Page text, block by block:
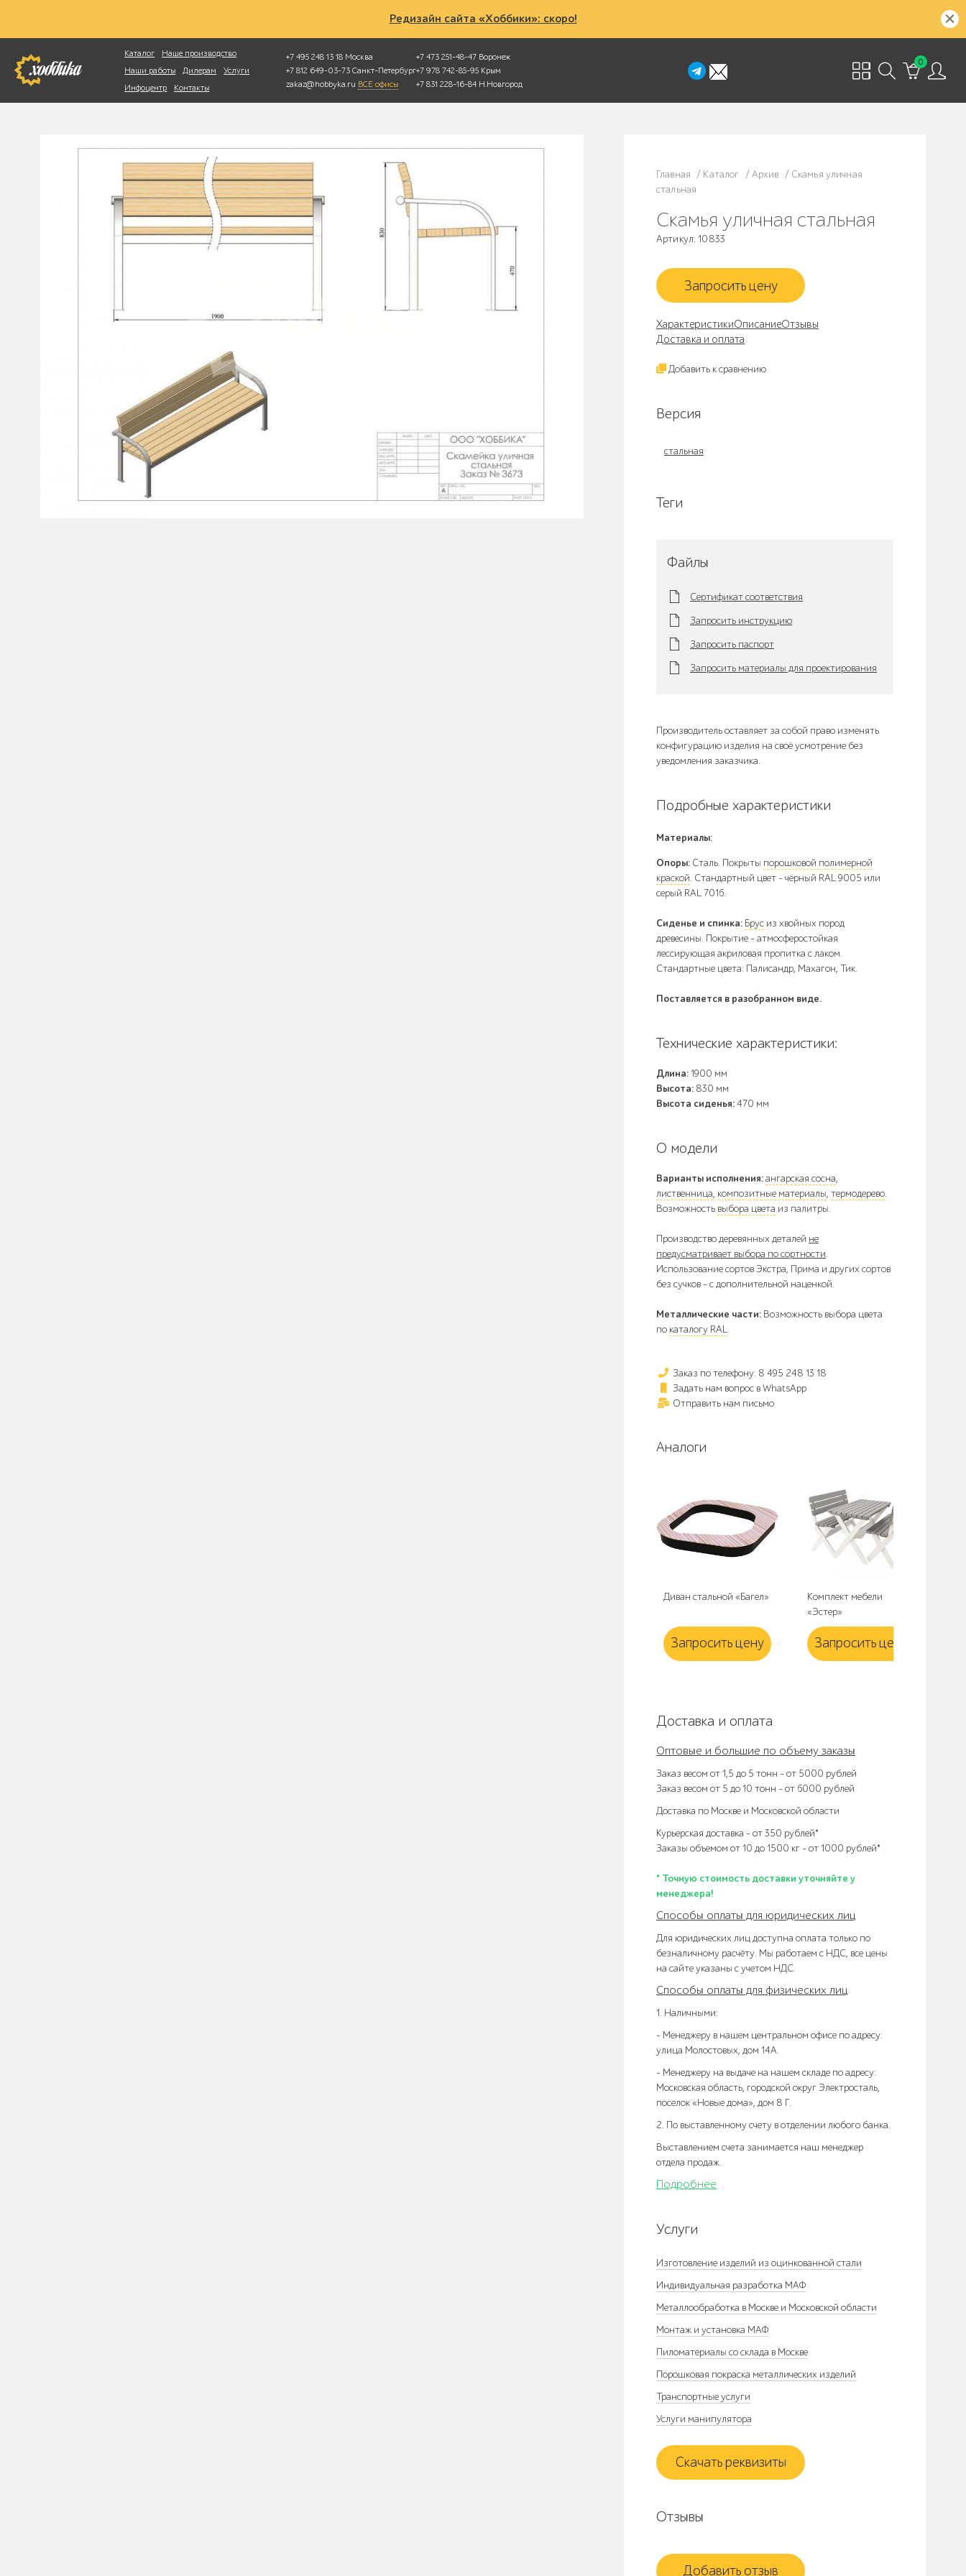
Редизайн сайта «Хоббики»: скоро!
Каталог
Наше производство
Наши работы
Дилерам
Услуги
Инфоцентр
Контакты
+7 495 248 13 18 Москва
+7 812 649-03-73 Санкт-Петербург
zakaz@hobbyka.ru ВСЕ офисы
+7 473 251-48-47 Воронеж
+7 978 742-85-95 Крым
+7 831 228-16-84 Н.Новгород
0
Фотопоиск
Главная / Каталог /Архив / Скамья уличная
стальная
Скамья уличная стальная
Артикул: 10833
Запросить цену
ХарактеристикиОписаниеОтзывы
Доставка и оплата
Добавить к сравнению
Версия
стальная
Теги
Файлы
Сертификат соответствия
Запросить инструкцию
Запросить паспорт
Запросить материалы для проектирования
Производитель оставляет за собой право изменять
конфигурацию изделия на своё усмотрение без
уведомления заказчика.
Подробные характеристики
Материалы:
Опоры: Сталь. Покрыты порошковой полимерной
краской. Стандартный цвет – чёрный RAL 9005 или
серый RAL 7016.
Сиденье и спинка: Брус из хвойных пород
древесины. Покрытие - атмосферостойкая
лессирующая акриловая пропитка с лаком.
Стандартные цвета: Палисандр, Махагон, Тик.
Поставляется в разобранном виде.
Технические характеристики:
Длина:1900 мм
Высота: 830 мм
Высота сиденья:470 мм
О модели
Варианты исполнения:ангарская сосна,
лиственница, композитные материалы, термодерево.
Возможность выбора цвета из палитры.
Производство деревянных деталей не
предусматривает выбора по сортности.
Использование сортов Экстра, Прима и других сортов
без сучков - с дополнительной наценкой.
Металлические части: Возможность выбора цвета
по каталогу RAL.
Заказ по телефону: 8 495 248 13 18
Задать нам вопрос в WhatsApp
Отправить нам письмо
Аналоги
Диван стальной «Багел»
Запросить цену
Комплект мебели
«Эстер»
Запросить цену
Доставка и оплата
Оптовые и большие по объему заказы
Заказ весом от 1,5 до 5 тонн – от 5000 рублей
Заказ весом от 5 до 10 тонн – от 6000 рублей
Доставка по Москве и Московской области
Курьерская доставка – от 350 рублей*
Заказы объемом от 10 до 1500 кг – от 1000 рублей*
* Точную стоимость доставки уточняйте у
менеджера!
Способы оплаты для юридических лиц
Для юридических лиц доступна оплата только по
безналичному расчёту. Мы работаем с НДС, все цены
на сайте указаны с учетом НДС.
Способы оплаты для физических лиц
1. Наличными:
- Менеджеру в нашем центральном офисе по адресу:
улица Молостовых, дом 14А.
- Менеджеру на выдаче на нашем складе по адресу:
Московская область, городской округ Электросталь,
поселок «Новые дома», дом 8 Г.
2. По выставленному счету в отделении любого банка.
Выставлением счета занимается наш менеджер
отдела продаж.
Подробнее
Услуги
Изготовление изделий из оцинкованной стали
Индивидуальная разработка МАФ
Металлообработка в Москве и Московской области
Монтаж и установка МАФ
Пиломатериалы со склада в Москве
Порошковая покраска металлических изделий
Транспортные услуги
Услуги манипулятора
Скачать реквизиты
Отзывы
Добавить отзыв